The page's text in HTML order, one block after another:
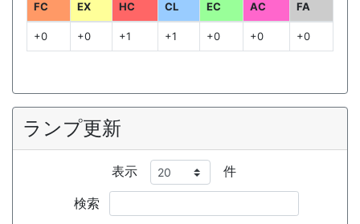
FC EX HC CL EC AC FA
+0 +0 +1 +1 +0 +0 +0
ランプ更新
表示 件
検索